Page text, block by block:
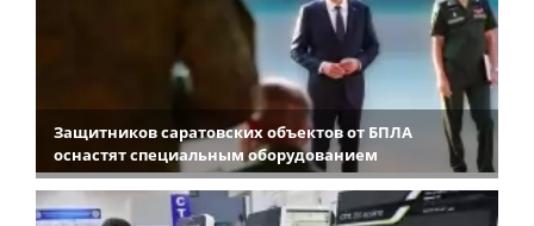
Защитников саратовских объектов от БПЛА
оснастят специальным оборудованием